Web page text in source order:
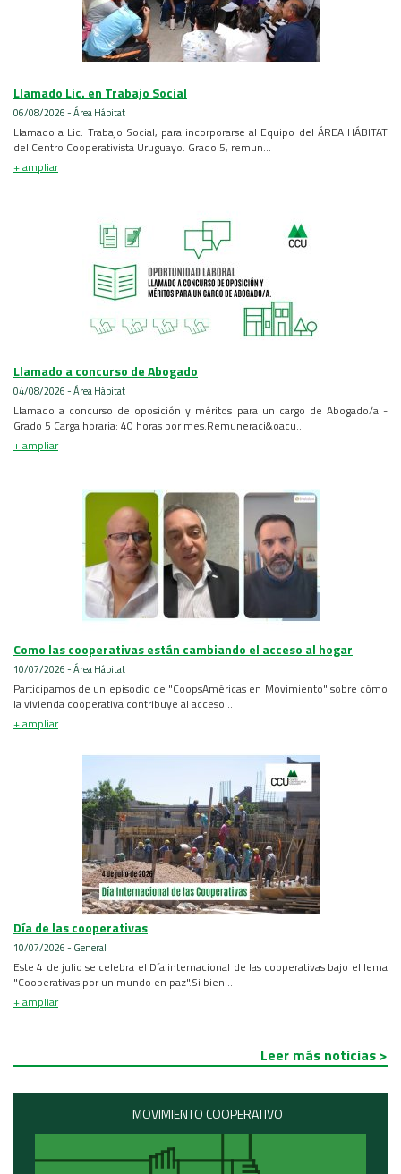
Llamado Lic. en Trabajo Social
06/08/2026 - Área Hábitat
Llamado a Lic. Trabajo Social, para incorporarse al Equipo del ÁREA HÁBITAT
del Centro Cooperativista Uruguayo. Grado 5, remun...
+ ampliar
Llamado a concurso de Abogado
04/08/2026 - Área Hábitat
Llamado a concurso de oposición y méritos para un cargo de Abogado/a -
Grado 5 Carga horaria: 40 horas por mes.Remuneraci&oacu...
+ ampliar
Como las cooperativas están cambiando el acceso al hogar
10/07/2026 - Área Hábitat
Participamos de un episodio de "CoopsAméricas en Movimiento" sobre cómo
la vivienda cooperativa contribuye al acceso...
+ ampliar
Día de las cooperativas
10/07/2026 - General
Este 4 de julio se celebra el Día internacional de las cooperativas bajo el lema
"Cooperativas por un mundo en paz".Si bien...
+ ampliar
Leer más noticias >
MOVIMIENTO COOPERATIVO